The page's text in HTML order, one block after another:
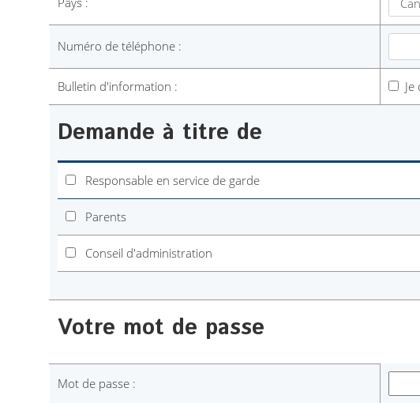
Numéro de téléphone :
Bulletin d'information :
Demande à titre de
Responsable en service de garde
Parents
Conseil d'administration
Votre mot de passe
Mot de passe :